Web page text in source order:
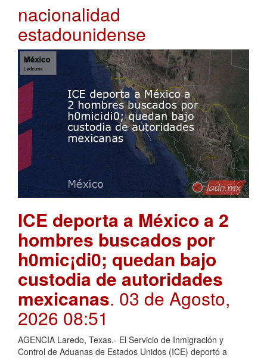
nacionalidad
estadounidense
ICE deporta a México a 2
hombres buscados por
h0mic¡di0; quedan bajo
custodia de autoridades
mexicanas. 03 de Agosto,
2026 08:51
AGENCIA Laredo, Texas.- El Servicio de Inmigración y
Control de Aduanas de Estados Unidos (ICE) deportó a